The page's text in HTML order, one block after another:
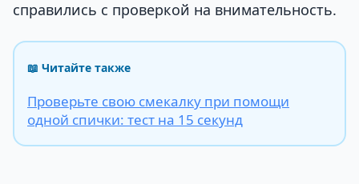
справились с проверкой на внимательность.
📖 Читайте также
Проверьте свою смекалку при помощи
одной спички: тест на 15 секунд